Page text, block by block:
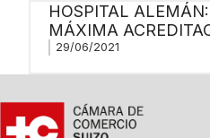
HOSPITAL
MÁXIMA
29/06/2021